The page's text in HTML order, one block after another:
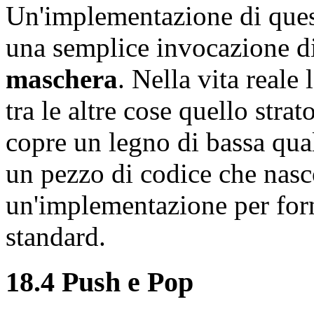
Un'implementazione di
una semplice invocazione
maschera. Nella vita reale
tra le altre cose quello
copre un legno di bassa
un pezzo di codice che
un'implementazione per
standard.
18.4 Push e Pop